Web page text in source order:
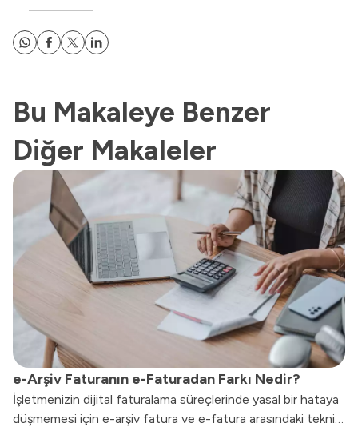
Bu Makaleye Benzer
Diğer Makaleler
e-Arşiv Faturanın e-Faturadan Farkı Nedir?
İşletmenizin dijital faturalama süreçlerinde yasal bir hataya
düşmemesi için e-arşiv fatura ve e-fatura arasındaki teknik,